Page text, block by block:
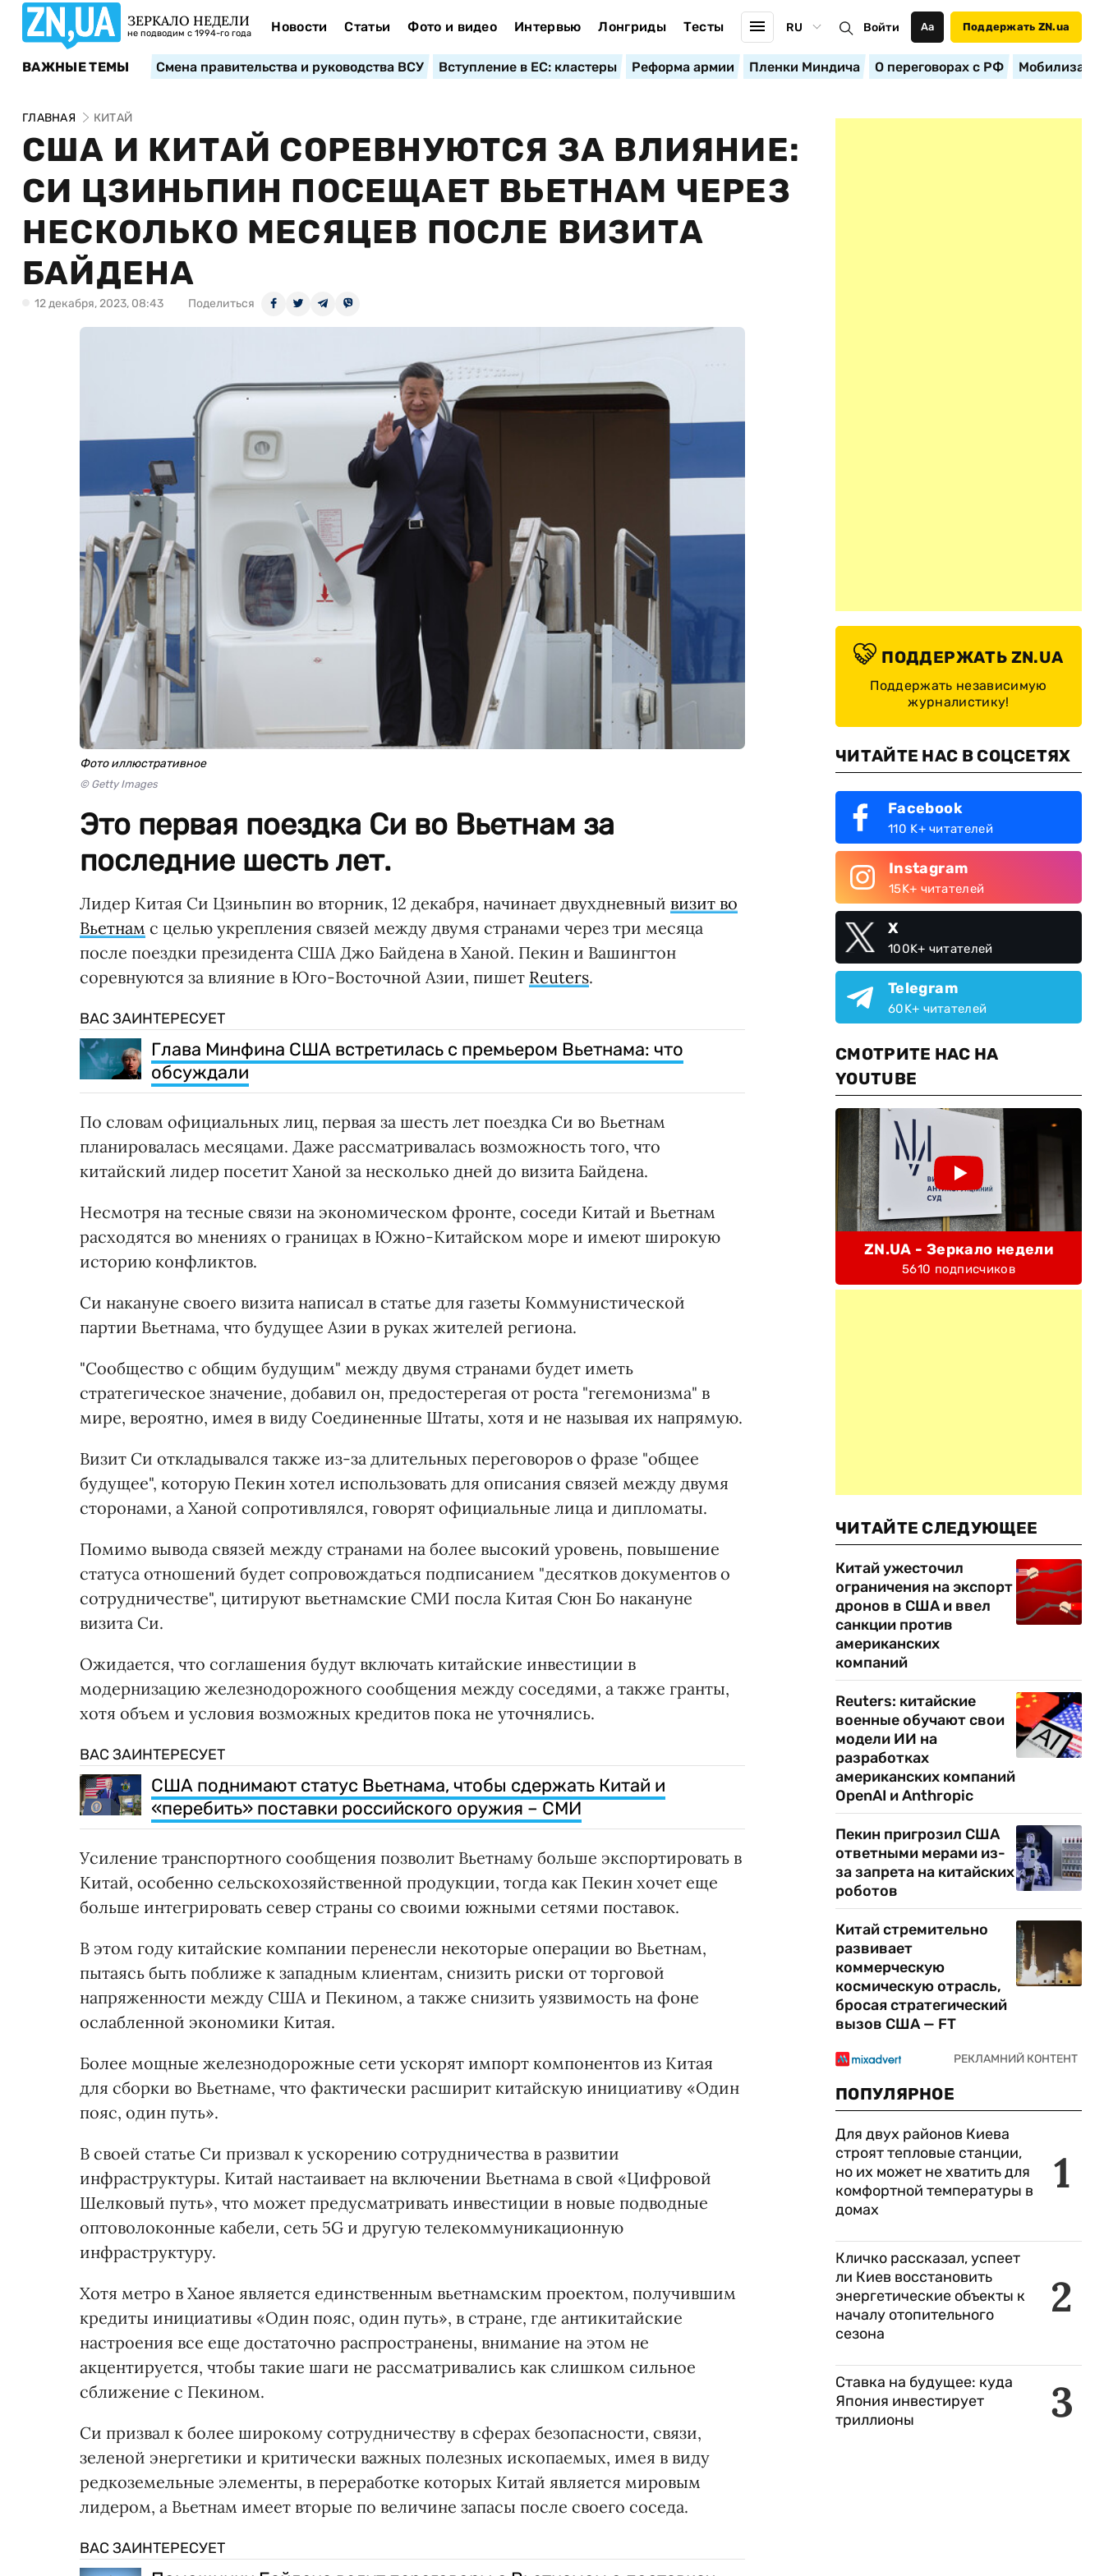
ЗЕРКАЛО НЕДЕЛИ
не подводим с 1994-го года Новости Статьи Фото и видео Интервью Лонгриды Тесты RU Войти Аа Поддержать ZN.ua
ВАЖНЫЕ ТЕМЫ Смена правительства и руководства ВСУ Вступление в ЕС: кластеры Реформа армии Пленки Миндича О переговорах с РФ
ГЛАВНАЯ КИТАЙ
США И КИТАЙ СОРЕВНУЮТСЯ ЗА ВЛИЯНИЕ:
СИ ЦЗИНЬПИН ПОСЕЩАЕТ ВЬЕТНАМ ЧЕРЕЗ
НЕСКОЛЬКО МЕСЯЦЕВ ПОСЛЕ ВИЗИТА
БАЙДЕНА
12 декабря, 2023, 08:43 Поделиться
Фото иллюстративное
© Getty Images
Это первая поездка Си во Вьетнам за
последние шесть лет.
Лидер Китая Си Цзиньпин во вторник, 12 декабря, начинает двухдневный визит во
Вьетнам с целью укрепления связей между двумя странами через три месяца
после поездки президента США Джо Байдена в Ханой. Пекин и Вашингтон
соревнуются за влияние в Юго-Восточной Азии, пишет Reuters.
ВАС ЗАИНТЕРЕСУЕТ
Глава Минфина США встретилась с премьером Вьетнама: что
обсуждали
По словам официальных лиц, первая за шесть лет поездка Си во Вьетнам
планировалась месяцами. Даже рассматривалась возможность того, что
китайский лидер посетит Ханой за несколько дней до визита Байдена.
Несмотря на тесные связи на экономическом фронте, соседи Китай и Вьетнам
расходятся во мнениях о границах в Южно-Китайском море и имеют широкую
историю конфликтов.
Си накануне своего визита написал в статье для газеты Коммунистической
партии Вьетнама, что будущее Азии в руках жителей региона.
"Сообщество с общим будущим" между двумя странами будет иметь
стратегическое значение, добавил он, предостерегая от роста "гегемонизма" в
мире, вероятно, имея в виду Соединенные Штаты, хотя и не называя их напрямую.
Визит Си откладывался также из-за длительных переговоров о фразе "общее
будущее", которую Пекин хотел использовать для описания связей между двумя
сторонами, а Ханой сопротивлялся, говорят официальные лица и дипломаты.
Помимо вывода связей между странами на более высокий уровень, повышение
статуса отношений будет сопровождаться подписанием "десятков документов о
сотрудничестве", цитируют вьетнамские СМИ посла Китая Сюн Бо накануне
визита Си.
Ожидается, что соглашения будут включать китайские инвестиции в
модернизацию железнодорожного сообщения между соседями, а также гранты,
хотя объем и условия возможных кредитов пока не уточнялись.
ВАС ЗАИНТЕРЕСУЕТ
США поднимают статус Вьетнама, чтобы сдержать Китай и
«перебить» поставки российского оружия – СМИ
Усиление транспортного сообщения позволит Вьетнаму больше экспортировать в
Китай, особенно сельскохозяйственной продукции, тогда как Пекин хочет еще
больше интегрировать север страны со своими южными сетями поставок.
В этом году китайские компании перенесли некоторые операции во Вьетнам,
пытаясь быть поближе к западным клиентам, снизить риски от торговой
напряженности между США и Пекином, а также снизить уязвимость на фоне
ослабленной экономики Китая.
Более мощные железнодорожные сети ускорят импорт компонентов из Китая
для сборки во Вьетнаме, что фактически расширит китайскую инициативу «Один
пояс, один путь».
В своей статье Си призвал к ускорению сотрудничества в развитии
инфраструктуры. Китай настаивает на включении Вьетнама в свой «Цифровой
Шелковый путь», что может предусматривать инвестиции в новые подводные
оптоволоконные кабели, сеть 5G и другую телекоммуникационную
инфраструктуру.
Хотя метро в Ханое является единственным вьетнамским проектом, получившим
кредиты инициативы «Один пояс, один путь», в стране, где антикитайские
настроения все еще достаточно распространены, внимание на этом не
акцентируется, чтобы такие шаги не рассматривались как слишком сильное
сближение с Пекином.
Си призвал к более широкому сотрудничеству в сферах безопасности, связи,
зеленой энергетики и критически важных полезных ископаемых, имея в виду
редкоземельные элементы, в переработке которых Китай является мировым
лидером, а Вьетнам имеет вторые по величине запасы после своего соседа.
ВАС ЗАИНТЕРЕСУЕТ
ПОДДЕРЖАТЬ ZN.UA
Поддержать независимую
журналистику!
ЧИТАЙТЕ НАС В СОЦСЕТЯХ
Facebook
110 K+ читателей
Instagram
15K+ читателей
X
100K+ читателей
Telegram
60K+ читателей
СМОТРИТЕ НАС НА
YOUTUBE
ZN.UA - Зеркало недели
5610 подписчиков
ЧИТАЙТЕ СЛЕДУЮЩЕЕ
Китай ужесточил
ограничения на экспорт
дронов в США и ввел
санкции против
американских
компаний
Reuters: китайские
военные обучают свои
модели ИИ на
разработках
американских компаний
OpenAI и Anthropic
Пекин пригрозил США
ответными мерами из-
за запрета на китайских
роботов
Китай стремительно
развивает
коммерческую
космическую отрасль,
бросая стратегический
вызов США — FT
ПОПУЛЯРНОЕ
1
Для двух районов Киева
строят тепловые станции,
но их может не хватить для
комфортной температуры в
домах
2
Кличко рассказал, успеет
ли Киев восстановить
энергетические объекты к
началу отопительного
сезона
3
Ставка на будущее: куда
Япония инвестирует
триллионы